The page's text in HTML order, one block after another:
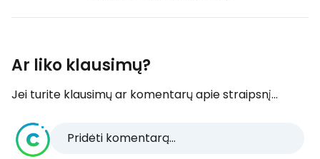
Ar liko klausimų?
Jei turite klausimų ar komentarų apie straipsnį...
Pridėti komentarą...